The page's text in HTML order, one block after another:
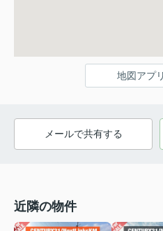
地図アプ
メールで共有する
近隣の物件